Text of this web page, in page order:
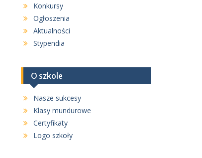
Konkursy
Ogłoszenia
Aktualności
Stypendia
O szkole
Nasze sukcesy
Klasy mundurowe
Certyfikaty
Logo szkoły